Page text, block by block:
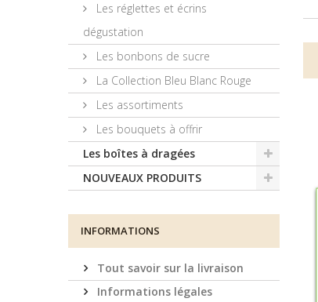
Les réglettes et écrins
dégustation
Les bonbons de sucre
La Collection Bleu Blanc Rouge
Les assortiments
Les bouquets à offrir
Les boîtes à dragées
NOUVEAUX PRODUITS
INFORMATIONS
Tout savoir sur la livraison
Informations légales